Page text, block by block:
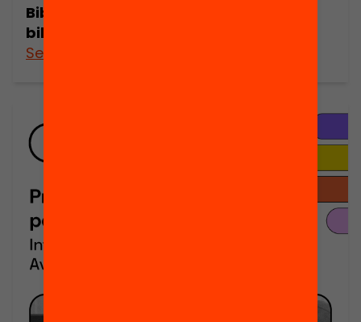
Bibliotech, guia per reimaginar les
biblioteques escolars
See more